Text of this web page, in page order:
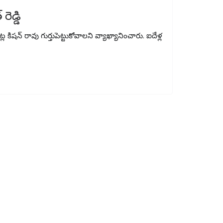
రావు గుర్తుపెట్టుకోవాలని వ్యాఖ్యానించారు. ఐదేళ్ల